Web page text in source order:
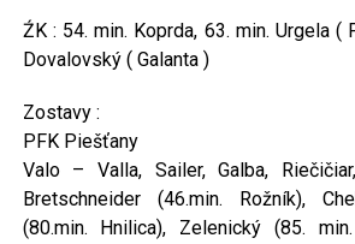
ŹK : 54. min. Koprda, 63. min. Urgela (
Dovalovský ( Galanta )
Zostavy :
PFK Piešťany
Valo – Valla, Sailer, Galba,
Bretschneider (46.min. Rožník),
(80.min. Hnilica), Zelenický (85.